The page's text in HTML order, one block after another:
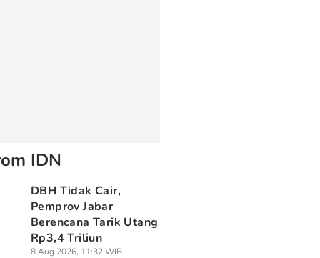
IDN
DBH Tidak Cair,
Pemprov Jabar
Berencana Tarik Utang
Rp3,4 Triliun
8 Aug 2026, 11:32 WIB